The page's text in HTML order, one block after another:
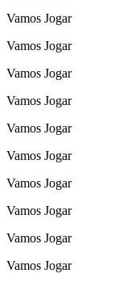
Vamos Jogar
Vamos Jogar
Vamos Jogar
Vamos Jogar
Vamos Jogar
Vamos Jogar
Vamos Jogar
Vamos Jogar
Vamos Jogar
Vamos Jogar